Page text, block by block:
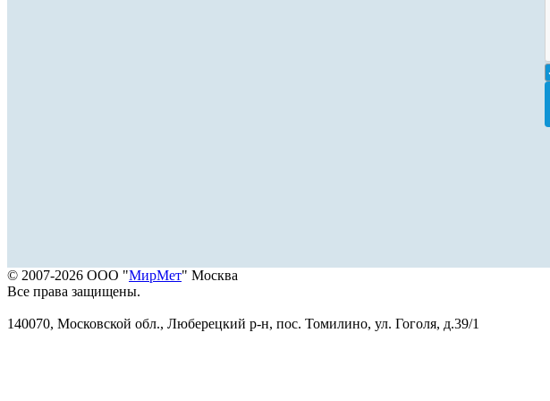
© 2007-2026 ООО "МирМет" Москва
Все права защищены.
140070, Московской обл., Люберецкий р-н, пос. Томилино, ул. Гоголя, д.39/1